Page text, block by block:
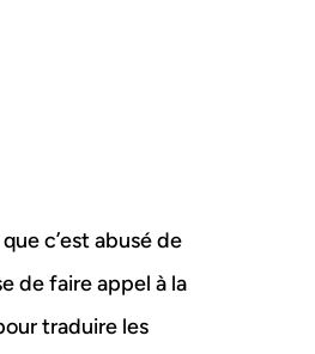
c’est abusé de
de faire appel à la
traduire les